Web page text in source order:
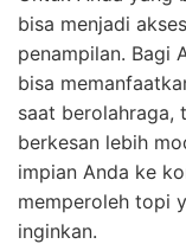
bisa menjadi
penampilan. Bagi
bisa
saat berolahraga,
berkesan lebih
impian Anda ke
memperoleh topi
inginkan.